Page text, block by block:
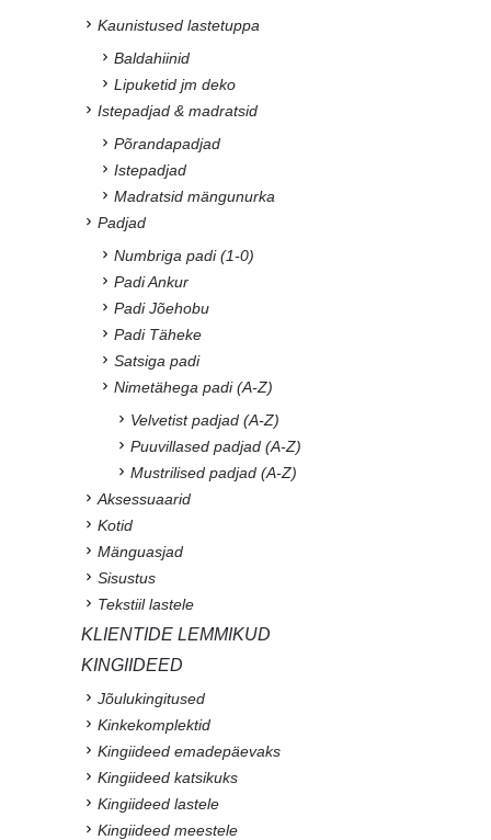
Kaunistused lastetuppa
Baldahiinid
Lipuketid jm deko
Istepadjad & madratsid
Põrandapadjad
Istepadjad
Madratsid mängunurka
Padjad
Numbriga padi (1-0)
Padi Ankur
Padi Jõehobu
Padi Täheke
Satsiga padi
Nimetähega padi (A-Z)
Velvetist padjad (A-Z)
Puuvillased padjad (A-Z)
Mustrilised padjad (A-Z)
Aksessuaarid
Kotid
Mänguasjad
Sisustus
Tekstiil lastele
KLIENTIDE LEMMIKUD
KINGIIDEED
Jõulukingitused
Kinkekomplektid
Kingiideed emadepäevaks
Kingiideed katsikuks
Kingiideed lastele
Kingiideed meestele